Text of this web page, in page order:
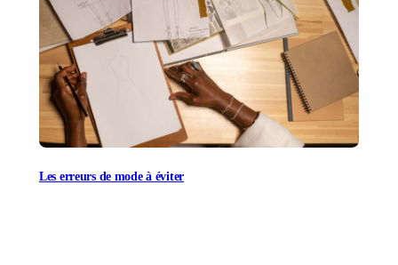
Les erreurs de mode à éviter